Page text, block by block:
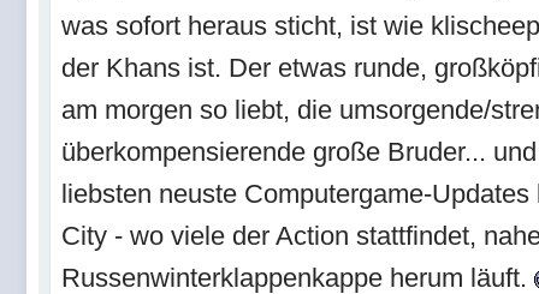
was sofort heraus sticht, ist wie
der Khans ist. Der etwas runde,
am morgen so liebt, die umsorgende/
überkompensierende große Bruder...
liebsten neuste Computergame-
City - wo viele der Action stattfindet,
Russenwinterklappenkappe herum läuft.